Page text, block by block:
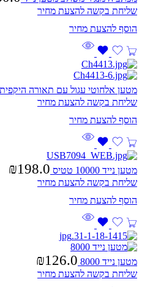
שליחת בקשה להצעת מחיר
מטען אלחוטי עגול עם תאורה היקפית
שליחת בקשה להצעת מחיר
מטען נייד 10000 טטיס ₪198.0
שליחת בקשה להצעת מחיר
מטען נייד 8000 ₪126.0
שליחת בקשה להצעת מחיר